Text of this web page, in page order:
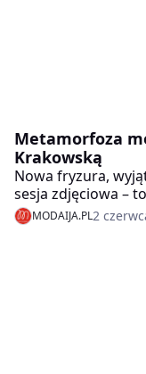
kobiet
nawet trzeba być
Metamorfoza
Krakowską
Nowa fryzura,
sesja zdjęciowa –
zwalczenie nudy w
nowo. Dzięki
MODAIJA.PL2